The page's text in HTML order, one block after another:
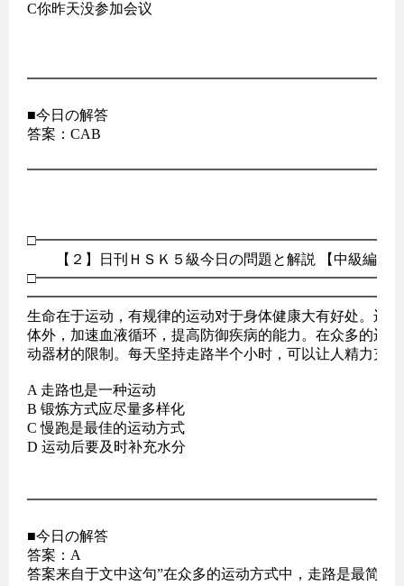
C你昨天没参加会议
■今日の解答
答案：CAB
【２】日刊ＨＳＫ５級今日の問題と解説 【中級編】
生命在于运动，有规律的运动对于身体健康大有好处。运
体外，加速血液循环，提高防御疾病的能力。在众多的运
动器材的限制。每天坚持走路半个小时，可以让人精力充
A 走路也是一种运动
B 锻炼方式应尽量多样化
C 慢跑是最佳的运动方式
D 运动后要及时补充水分
■今日の解答
答案：A
答案来自于文中这句”在众多的运动方式中，走路是最简单